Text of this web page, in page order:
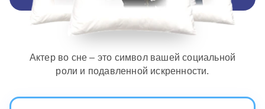
Актер во сне – это символ вашей социальной
роли и подавленной искренности.